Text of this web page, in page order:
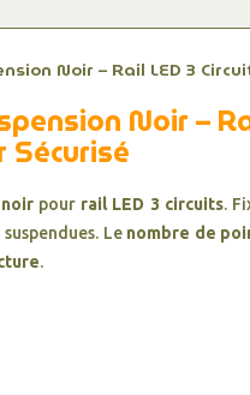
Noir – Rail LED 3
Noir –
Sécurisé
pour rail LED 3 circuits.
Le nombre de
.